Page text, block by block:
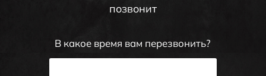
позвонит
В какое время вам перезвонить?